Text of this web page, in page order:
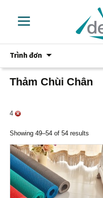
Trình đơn
phần
nội
dung
Thảm Chùi Chân
4
Showing 49–54 of 54 results